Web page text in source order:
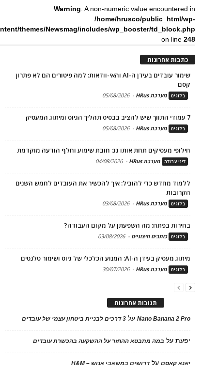
Warning: A non-numeric value encountered in
/home/hrusco/public_html/wp-
themes/Newsmag/includes/wp_booster/td_block.php
on line248
כתבות אחרונות
שימור עובדים בעידן ה-AI והאי-וודאות: למה פיטורים הם לא פתרון
קסם
בלוגים מערכת HRus -
05/08/2026
7 עמודי התווך שיש להציב בבסיס תהליך הגיוס ומיתוג המעסיק
בלוגים מערכת HRus -
05/08/2026
חילופי מעסיקים תחת אותו גג: חובת שימוע וחלף הודעה מוקדמת
דיני עבודה מערכת HRus -
04/08/2026
ללמוד מחדש כדי להוביל: איך להכשיר את העובדים לחמש השנים
הקרובות
בלוגים מערכת HRus -
03/08/2026
בחירות בפתח: מה השפעתן על מקום העבודה?
בלוגים כותבים חיצוניים -
03/08/2026
מיתוג מעסיק בעידן ה-AI: המנוע הכלכלי של גיוס ושימור טלנטים
בלוגים מערכת HRus -
30/07/2026
תגובות אחרונות
Nano Banana 2 Proעל 3 דרכים לבניית ביטחון עצמי של עובדים
יפעתעל במה מתבטא ההחזר על ההשקעה בהכשרת עובדים
יאנא קאסםעלדרושים במשאבי אנוש – H&M